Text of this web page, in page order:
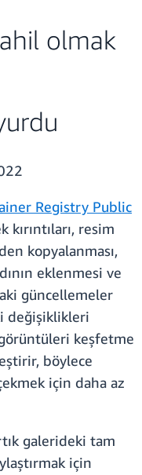
olmak
Registry Public
kırıntıları, resim
kopyalanması,
eklenmesi ve
güncellemeler
değişiklikleri
keşfetme
böylece
için daha az
galerideki tam
için